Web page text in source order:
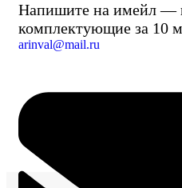
Напишите на имейл —
комплектующие за 10
arinval@mail.ru